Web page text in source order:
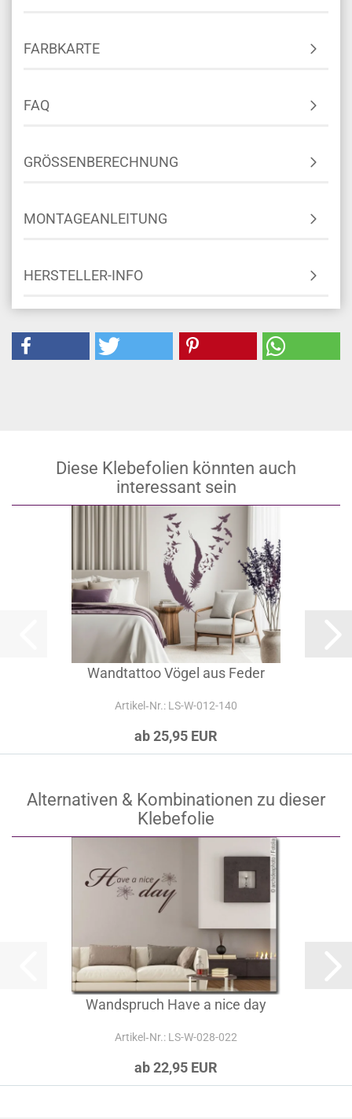
FARBKARTE
FAQ
GRÖSSENBERECHNUNG
MONTAGEANLEITUNG
HERSTELLER-INFO
Diese Klebefolien könnten auch
interessant sein
Wandtattoo Vögel aus Feder
Artikel‑Nr.: LS-W-012-140
ab 25,95 EUR
Alternativen & Kombinationen zu dieser
Klebefolie
Wandspruch Have a nice day
Artikel‑Nr.: LS-W-028-022
ab 22,95 EUR